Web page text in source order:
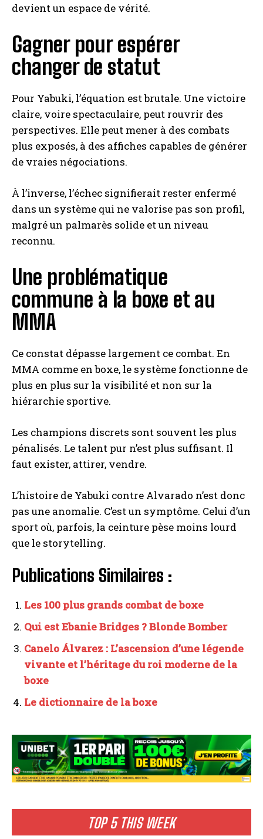
TOP 5 THIS WEEK
devient un espace de vérité.
Gagner pour espérer
changer de statut
Pour Yabuki, l’équation est brutale. Une victoire
claire, voire spectaculaire, peut rouvrir des
perspectives. Elle peut mener à des combats
plus exposés, à des affiches capables de générer
de vraies négociations.
À l’inverse, l’échec signifierait rester enfermé
dans un système qui ne valorise pas son profil,
malgré un palmarès solide et un niveau
reconnu.
Une problématique
commune à la boxe et au
MMA
Ce constat dépasse largement ce combat. En
MMA comme en boxe, le système fonctionne de
plus en plus sur la visibilité et non sur la
hiérarchie sportive.
Les champions discrets sont souvent les plus
pénalisés. Le talent pur n’est plus suffisant. Il
faut exister, attirer, vendre.
L’histoire de Yabuki contre Alvarado n’est donc
pas une anomalie. C’est un symptôme. Celui d’un
sport où, parfois, la ceinture pèse moins lourd
que le storytelling.
Publications Similaires :
Les 100 plus grands combat de boxe
Qui est Ebanie Bridges ? Blonde Bomber
Canelo Álvarez : L’ascension d’une légende
vivante et l’héritage du roi moderne de la
boxe
Le dictionnaire de la boxe